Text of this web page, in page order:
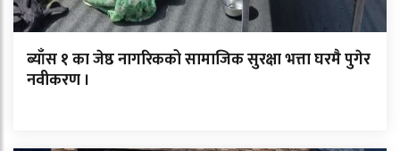
ब्याँस १ का जेष्ठ नागरिकको सामाजिक सुरक्षा भत्ता घरमै पुगेर
नवीकरण ।